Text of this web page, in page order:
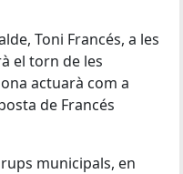
Toni Francés, a les
el torn de les
actuarà com a
de Francés
municipals, en